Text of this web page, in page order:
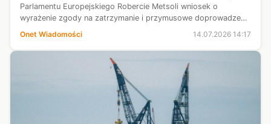
Parlamentu Europejskiego Robercie Metsoli wniosek o
wyrażenie zgody na zatrzymanie i przymusowe doprowadzenie
przed wymiar sprawiedliwości europosła Grzegorza Brauna.
Onet Wiadomości 14.07.2026 14:17